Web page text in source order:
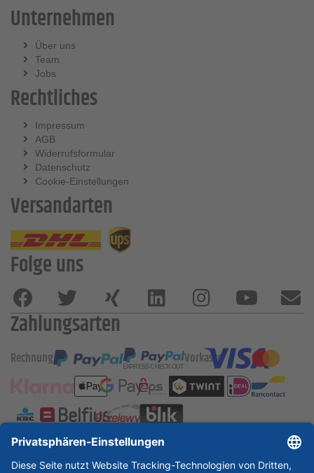
Unternehmen
Über uns
Team
Jobs
Rechtliches
Impressum
AGB
Widerrufsformular
Datenschutz
Cookie-Einstellungen
Versandarten
Folge uns
Zahlungsarten
Rechnung Vorkasse
ESSKA International
new